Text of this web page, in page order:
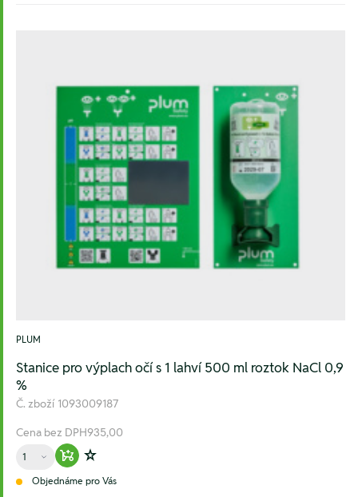
PLUM
Stanice pro výplach očí s 1 lahví 500 ml roztok NaCl 0,9
%
Č. zboží 1093009187
Cena bez DPH935,00
Množství
Warenkorb hinzufügen
Zur Wunschliste hinzufügen
Objednáme pro Vás